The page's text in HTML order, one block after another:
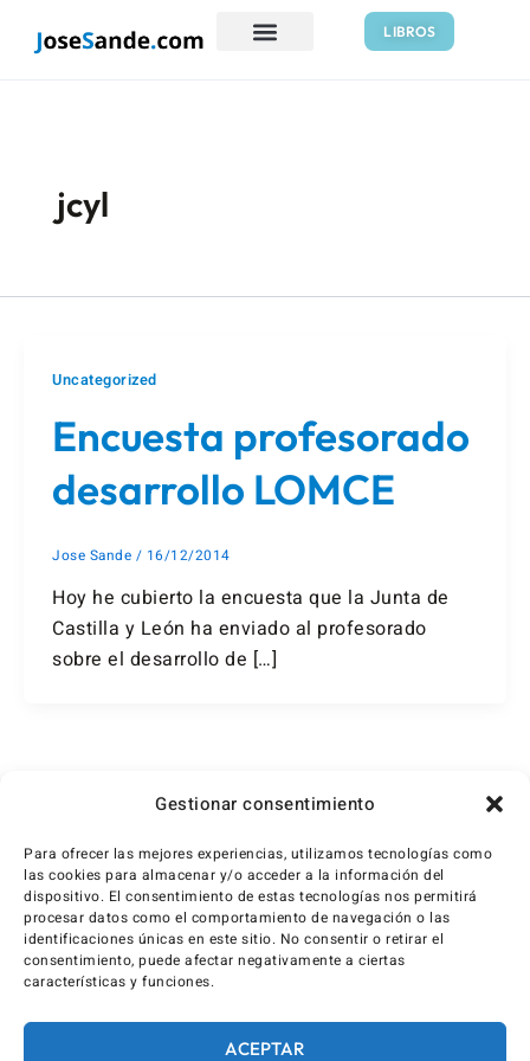
Gestionar consentimiento
Para ofrecer las mejores experiencias, utilizamos tecnologías como
las cookies para almacenar y/o acceder a la información del
dispositivo. El consentimiento de estas tecnologías nos permitirá
procesar datos como el comportamiento de navegación o las
identificaciones únicas en este sitio. No consentir o retirar el
consentimiento, puede afectar negativamente a ciertas
características y funciones.
ACEPTAR
LIBROS
jcyl
Uncategorized
Encuesta profesorado
desarrollo LOMCE
Jose Sande / 16/12/2014
Hoy he cubierto la encuesta que la Junta de
Castilla y León ha enviado al profesorado
sobre el desarrollo de […]
de
1 2 Siguiente